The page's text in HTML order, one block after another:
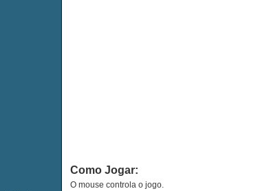
Como Jogar:
O mouse controla o jogo.